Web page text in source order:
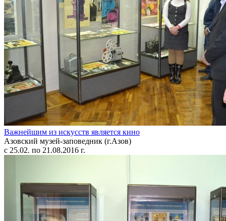
Важнейшим из искусств является кино
Азовский музей-заповедник (г.Азов)
с 25.02. по 21.08.2016 г.